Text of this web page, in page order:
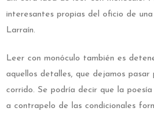
interesantes propias del oficio de
Larraín.
Leer con monóculo también es
aquellos detalles, que dejamos
corrido. Se podría decir que la
a contrapelo de las condicionales